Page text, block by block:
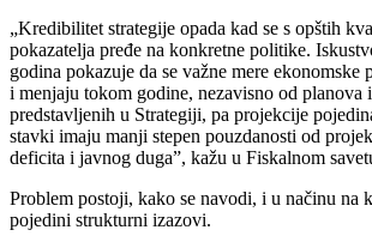
„Kredibilitet strategije opada kad se s opštih
pokazatelja pređe na konkretne politike.
godina pokazuje da se važne mere ekonomske
i menjaju tokom godine, nezavisno od planova
predstavljenih u Strategiji, pa projekcije
stavki imaju manji stepen pouzdanosti od
deficita i javnog dugaˮ, kažu u Fiskalnom
Problem postoji, kako se navodi, i u načinu na
pojedini strukturni izazovi.